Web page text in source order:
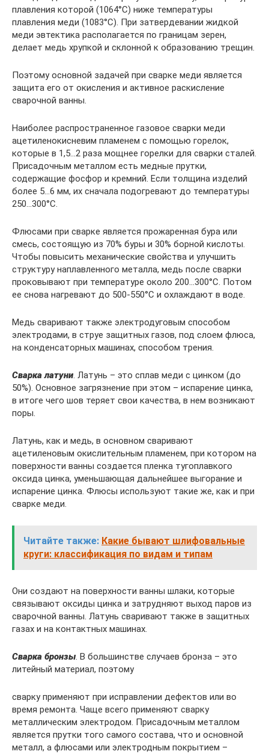
плавления которой (1064°С) ниже температуры
плавления меди (1083°С). При затвердевании жидкой
меди эвтектика располагается по границам зерен,
делает медь хрупкой и склонной к образованию трещин.
Поэтому основной задачей при сварке меди является
защита его от окисления и активное раскисление
сварочной ванны.
Наиболее распространенное газовое сварки меди
ацетиленокисневим пламенем с помощью горелок,
которые в 1,5…2 раза мощнее горелки для сварки сталей.
Присадочным металлом есть медные прутки,
содержащие фосфор и кремний. Если толщина изделий
более 5…6 мм, их сначала подогревают до температуры
250…300°С.
Флюсами при сварке является прожаренная бура или
смесь, состоящую из 70% буры и 30% борной кислоты.
Чтобы повысить механические свойства и улучшить
структуру наплавленного металла, медь после сварки
проковывают при температуре около 200…300°С. Потом
ее снова нагревают до 500-550°С и охлаждают в воде.
Медь сваривают также электродуговым способом
электродами, в струе защитных газов, под слоем флюса,
на конденсаторных машинах, способом трения.
Сварка латуни. Латунь – это сплав меди с цинком (до
50%). Основное загрязнение при этом – испарение цинка,
в итоге чего шов теряет свои качества, в нем возникают
поры.
Латунь, как и медь, в основном сваривают
ацетиленовым окислительным пламенем, при котором на
поверхности ванны создается пленка тугоплавкого
оксида цинка, уменьшающая дальнейшее выгорание и
испарение цинка. Флюсы используют такие же, как и при
сварке меди.
Читайте также: Какие бывают шлифовальные
круги: классификация по видам и типам
Они создают на поверхности ванны шлаки, которые
связывают оксиды цинка и затрудняют выход паров из
сварочной ванны. Латунь сваривают также в защитных
газах и на контактных машинах.
Сварка бронзы. В большинстве случаев бронза – это
литейный материал, поэтому
сварку применяют при исправлении дефектов или во
время ремонта. Чаще всего применяют сварку
металлическим электродом. Присадочным металлом
является прутки того самого состава, что и основной
металл, а флюсами или электродным покрытием –